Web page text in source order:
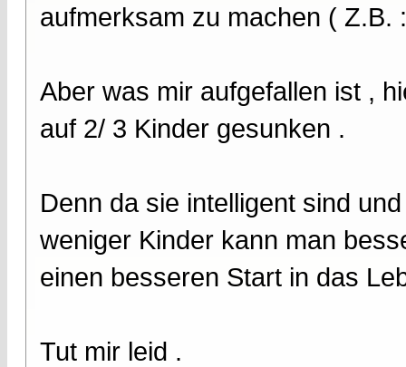
aufmerksam zu machen ( Z.B.
Aber was mir aufgefallen ist ,
auf 2/ 3 Kinder gesunken .
Denn da sie intelligent sind
weniger Kinder kann man
einen besseren Start in das
Tut mir leid .